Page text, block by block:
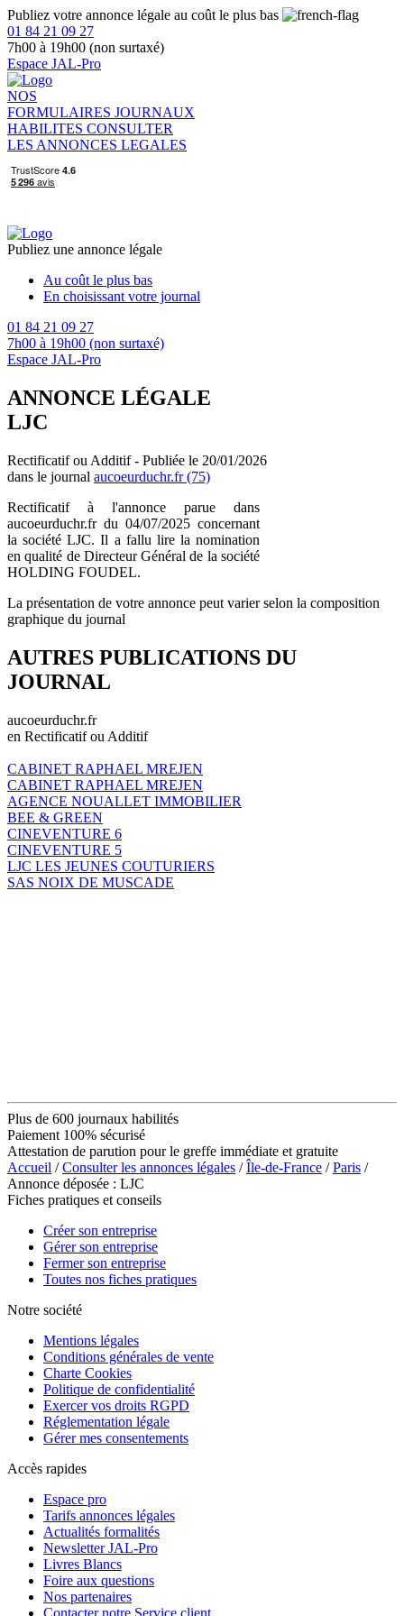
Publiez votre annonce légale au coût le plus bas
01 84 21 09 27
7h00 à 19h00 (non surtaxé)
Espace JAL-Pro
NOS
FORMULAIRES JOURNAUX
HABILITES CONSULTER
LES ANNONCES LEGALES
Publiez une annonce légale
Au coût le plus bas
En choisissant votre journal
01 84 21 09 27
7h00 à 19h00 (non surtaxé)
Espace JAL-Pro
ANNONCE LÉGALE
LJC
Rectificatif ou Additif - Publiée le 20/01/2026
dans le journal aucoeurduchr.fr (75)
Rectificatif à l'annonce parue dans
aucoeurduchr.fr du 04/07/2025 concernant
la société LJC. Il a fallu lire la nomination
en qualité de Directeur Général de la société
HOLDING FOUDEL.
La présentation de votre annonce peut varier selon la composition
graphique du journal
AUTRES PUBLICATIONS DU
JOURNAL
aucoeurduchr.fr
en Rectificatif ou Additif
CABINET RAPHAEL MREJEN
CABINET RAPHAEL MREJEN
AGENCE NOUALLET IMMOBILIER
BEE & GREEN
CINEVENTURE 6
CINEVENTURE 5
LJC LES JEUNES COUTURIERS
SAS NOIX DE MUSCADE
Plus de 600 journaux habilités
Paiement 100% sécurisé
Attestation de parution pour le greffe immédiate et gratuite
Accueil /Consulter les annonces légales /Île-de-France /Paris /
Annonce déposée : LJC
Fiches pratiques et conseils
Créer son entreprise
Gérer son entreprise
Fermer son entreprise
Toutes nos fiches pratiques
Notre société
Mentions légales
Conditions générales de vente
Charte Cookies
Politique de confidentialité
Exercer vos droits RGPD
Réglementation légale
Gérer mes consentements
Accès rapides
Espace pro
Tarifs annonces légales
Actualités formalités
Newsletter JAL-Pro
Livres Blancs
Foire aux questions
Nos partenaires
Contacter notre Service client